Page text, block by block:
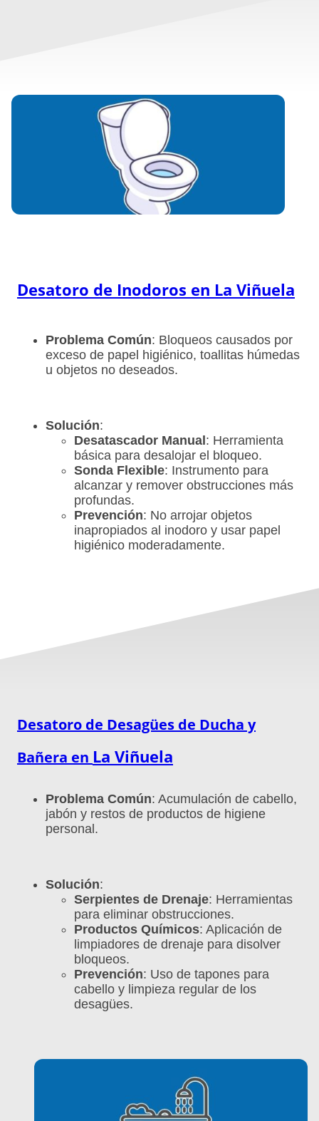
Desatoro de Inodoros en La Viñuela
Problema Común: Bloqueos causados por
exceso de papel higiénico, toallitas húmedas
u objetos no deseados.
Solución:
Desatascador Manual : Herramienta
básica para desalojar el bloqueo.
Sonda Flexible: Instrumento para
alcanzar y remover obstrucciones más
profundas.
Prevención: No arrojar objetos
inapropiados al inodoro y usar papel
higiénico moderadamente.
Desatoro de Desagües de Ducha y
Bañera en La Viñuela
Problema Común: Acumulación de cabello,
jabón y restos de productos de higiene
personal.
Solución:
Serpientes de Drenaje: Herramientas
para eliminar obstrucciones.
Productos Químicos: Aplicación de
limpiadores de drenaje para disolver
bloqueos.
Prevención: Uso de tapones para
cabello y limpieza regular de los
desagües.